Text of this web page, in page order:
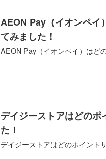
AEON Pay（イオンペイ
てみました！
AEON Pay（イオンペイ）はど
デイジーストアはどの
た！
デイジーストアはどのポイント